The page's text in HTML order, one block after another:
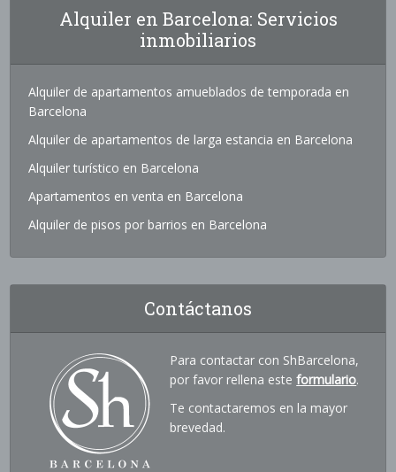
Alquiler en Barcelona: Servicios
inmobiliarios
Alquiler de apartamentos amueblados de temporada en
Barcelona
Alquiler de apartamentos de larga estancia en Barcelona
Alquiler turístico en Barcelona
Apartamentos en venta en Barcelona
Alquiler de pisos por barrios en Barcelona
Contáctanos
Para contactar con ShBarcelona,
por favor rellena esteformulario.
Te contactaremos en la mayor
brevedad.